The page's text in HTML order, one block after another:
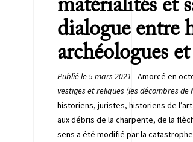
matérialités et
dialogue entre
archéologues
Publié le 5 mars 2021 -Amorcé en
vestiges et reliques (les décombres
historiens, juristes, historiens de
aux débris de la charpente, de la
sens a été modifié par la